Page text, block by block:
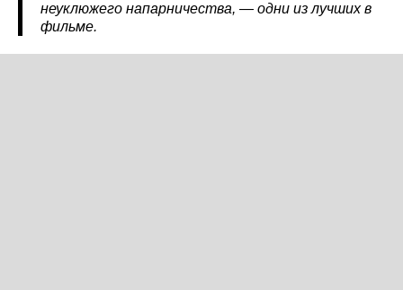
неуклюжего напарничества, — одни из лучших в
фильме.